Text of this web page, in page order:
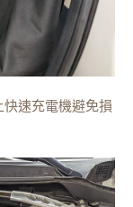
速充電機避免損